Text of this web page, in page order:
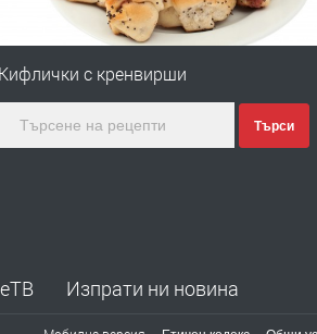
Кифлички с кренвирши
Търси
еТВ Изпрати ни новина